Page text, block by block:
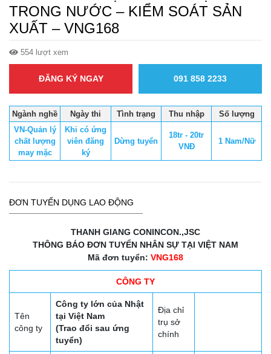
TRONG NƯỚC – KIỂM SOÁT SẢN
XUẤT – VNG168
554 lượt xem
ĐĂNG KÝ NGAY 091 858 2233
Ngành nghề Ngày thi Tình trạng Thu nhập
Số lượng
VN-Quản lý
chất lượng
may mặc
Khi có ứng
viên đăng
ký
Dừng tuyển
18tr - 20tr
VNĐ
1 Nam/Nữ
ĐƠN TUYỂN DỤNG LAO ĐỘNG
THANH GIANG CONINCON.,JSC
THÔNG BÁO ĐƠN TUYỂN NHÂN SỰ TẠI VIỆT NAM
Mã đơn tuyển: VNG168
CÔNG TY
Tên
công ty
Công ty lớn của Nhật
tại Việt Nam
(Trao đổi sau ứng
tuyển)
Địa chỉ
trụ sở
chính